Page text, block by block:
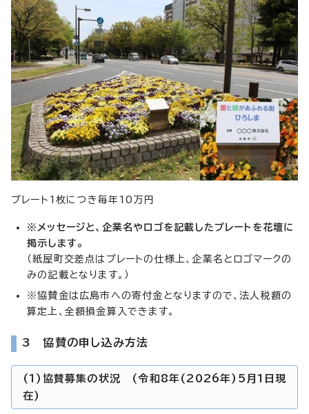
プレート1枚につき毎年10万円
※メッセージと、企業名やロゴを記載したプレートを花壇に
掲示します。
（紙屋町交差点はプレートの仕様上、企業名とロゴマークの
みの記載となります。）
※協賛金は広島市への寄付金となりますので、法人税額の
算定上、全額損金算入できます。
3 協賛の申し込み方法
(1)協賛募集の状況 (令和8年(2026年)5月1日現
在)